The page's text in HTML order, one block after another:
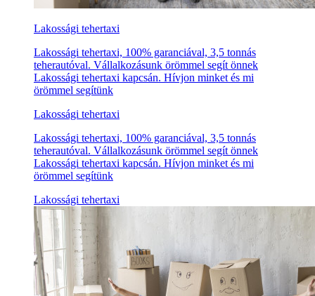
Lakossági tehertaxi
Lakossági tehertaxi, 100% garanciával, 3,5 tonnás
teherautóval. Vállalkozásunk örömmel segít önnek
Lakossági tehertaxi kapcsán. Hívjon minket és mi
örömmel segítünk
Lakossági tehertaxi
Lakossági tehertaxi, 100% garanciával, 3,5 tonnás
teherautóval. Vállalkozásunk örömmel segít önnek
Lakossági tehertaxi kapcsán. Hívjon minket és mi
örömmel segítünk
Lakossági tehertaxi